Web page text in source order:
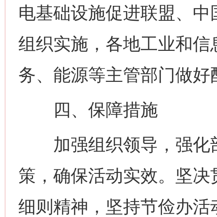
电基础设施促进联盟、
组织实施，各地工业和
务、能源等主管部门做好
四、保障措施
加强组织领导，强化
策，确保活动实效。坚
细则精神，坚持节俭办